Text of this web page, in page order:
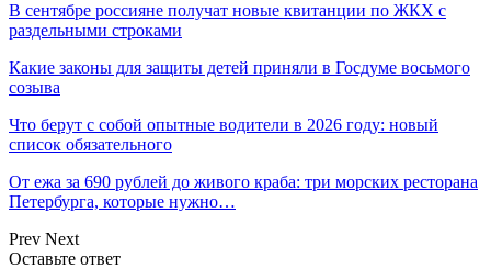
В сентябре россияне получат новые квитанции по ЖКХ с
раздельными строками
Какие законы для защиты детей приняли в Госдуме восьмого
созыва
Что берут с собой опытные водители в 2026 году: новый
список обязательного
От ежа за 690 рублей до живого краба: три морских ресторана
Петербурга, которые нужно…
Prev Next
Оставьте ответ